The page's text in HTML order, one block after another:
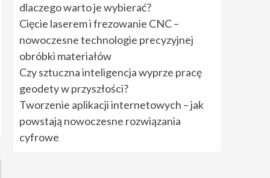
2
Oryginalne części do
Volkswagena –
dlaczego warto je
3
Cięcie laserem i
frezowanie CNC –
nowoczesne
technologie
precyzyjnej obróbki
dlaczego warto je wybierać?
Cięcie laserem i frezowanie CNC –
nowoczesne technologie precyzyjnej
obróbki materiałów
Czy sztuczna inteligencja wyprze pracę
geodety w przyszłości?
Tworzenie aplikacji internetowych – jak
powstają nowoczesne rozwiązania
cyfrowe